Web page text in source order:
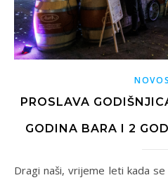
PROSLAVA
GODINA BARA I 2
Dragi naši, vrijeme leti kada se dijeli uz smijeh, kave, pića i